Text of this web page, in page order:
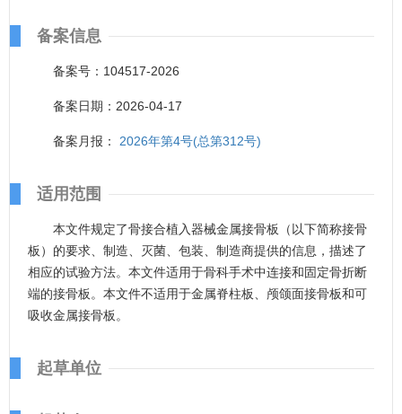
备案信息
备案号：104517-2026
备案日期：2026-04-17
备案月报： 2026年第4号(总第312号)
适用范围
本文件规定了骨接合植入器械金属接骨板（以下简称接骨
板）的要求、制造、灭菌、包装、制造商提供的信息，描述了
相应的试验方法。本文件适用于骨科手术中连接和固定骨折断
端的接骨板。本文件不适用于金属脊柱板、颅颌面接骨板和可
吸收金属接骨板。
起草单位